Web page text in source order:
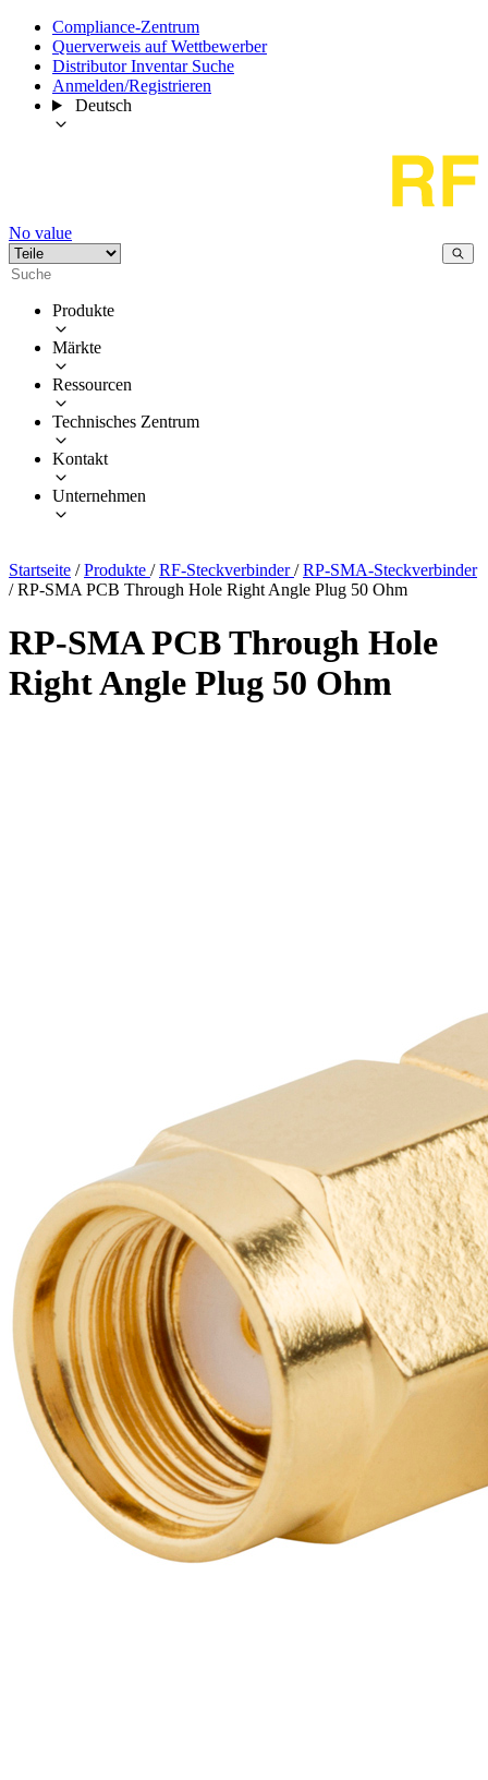
Compliance-Zentrum
Querverweis auf Wettbewerber
Distributor Inventar Suche
Anmelden/Registrieren
Deutsch
No value
Produkte
Märkte
Ressourcen
Technisches Zentrum
Kontakt
Unternehmen
Startseite / Produkte / RF-Steckverbinder/ RP-SMA-Steckverbinder
/ RP-SMA PCB Through Hole Right Angle Plug 50 Ohm
RP-SMA PCB Through Hole
Right Angle Plug 50 Ohm